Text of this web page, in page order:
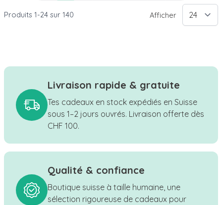
Produits 1-24 sur 140 Afficher
Livraison rapide & gratuite
Tes cadeaux en stock expédiés en Suisse
sous 1–2 jours ouvrés. Livraison offerte dès
CHF 100.
Qualité & confiance
Boutique suisse à taille humaine, une
sélection rigoureuse de cadeaux pour